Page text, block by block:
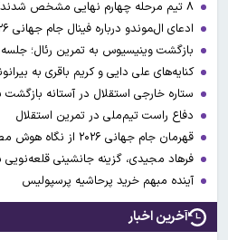
ادعای ال‌‍موندو درباره فینال جام جهانی ۲۰۲۶؛ خبری از فغانی نیست!
بازگشت وینیسیوس به تمرین رئال؛ جلسه
کنایه‌های علی دایی و کریم باقری به
ستاره خارجی استقلال در آستانه بازگشت
دفاع راست تیم‌ملی در تمرین استقلال
قهرمان جام جهانی ۲۰۲۶ از نگاه هوش مصنوعی / آرژانتین یا اسپانیا؟
فرهاد مجیدی، گزینه جانشینی
آینده مبهم خرید پرحاشیه پرسپولیس
آخرین اخبار